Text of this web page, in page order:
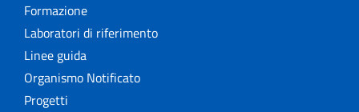
Formazione
Laboratori di riferimento
Linee guida
Organismo Notificato
Progetti